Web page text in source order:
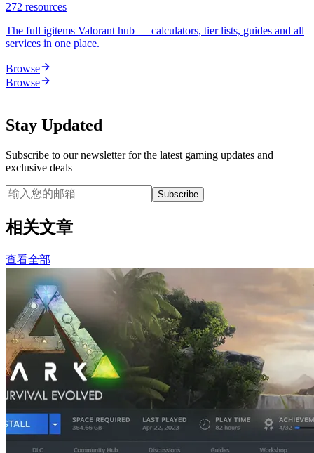
272 resources
The full igitems Valorant hub — calculators, tier lists, guides and all
services in one place.
Browse
Browse
Stay Updated
Subscribe to our newsletter for the latest gaming updates and
exclusive deals
Subscribe
相关文章
查看全部